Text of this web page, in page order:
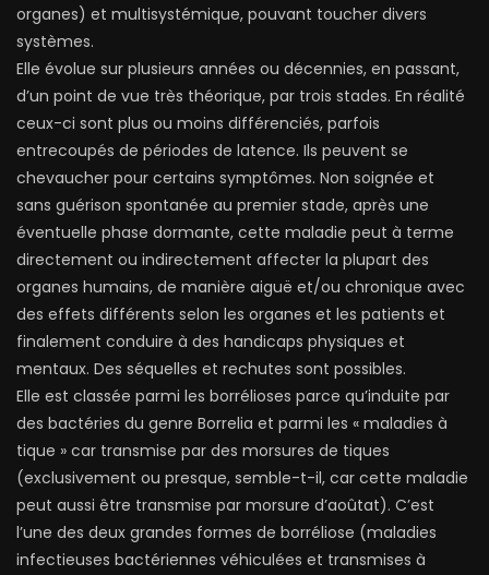
organes) et multisystémique, pouvant toucher divers
systèmes.
Elle évolue sur plusieurs années ou décennies, en passant,
d’un point de vue très théorique, par trois stades. En réalité
ceux-ci sont plus ou moins différenciés, parfois
entrecoupés de périodes de latence. Ils peuvent se
chevaucher pour certains symptômes. Non soignée et
sans guérison spontanée au premier stade, après une
éventuelle phase dormante, cette maladie peut à terme
directement ou indirectement affecter la plupart des
organes humains, de manière aiguë et/ou chronique avec
des effets différents selon les organes et les patients et
finalement conduire à des handicaps physiques et
mentaux. Des séquelles et rechutes sont possibles.
Elle est classée parmi les borrélioses parce qu’induite par
des bactéries du genre Borrelia et parmi les « maladies à
tique » car transmise par des morsures de tiques
(exclusivement ou presque, semble-t-il, car cette maladie
peut aussi être transmise par morsure d’aoûtat). C’est
l’une des deux grandes formes de borréliose (maladies
infectieuses bactériennes véhiculées et transmises à